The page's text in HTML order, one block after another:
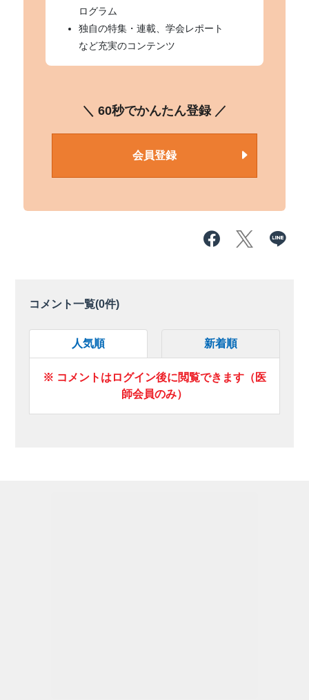
ログラム
独自の特集・連載、学会レポート
など充実のコンテンツ
＼ 60秒でかんたん登録 ／
会員登録
コメント一覧(0件)
人気順 新着順
※ コメントはログイン後に閲覧できます（医
師会員のみ）